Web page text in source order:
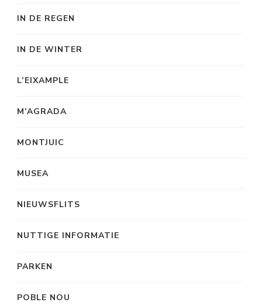
IN DE REGEN
IN DE WINTER
L’EIXAMPLE
M’AGRADA
MONTJUIC
MUSEA
NIEUWSFLITS
NUTTIGE INFORMATIE
PARKEN
POBLE NOU